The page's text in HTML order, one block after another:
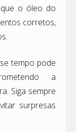
o óleo do
corretos,
tempo pode
a
Siga sempre
surpresas